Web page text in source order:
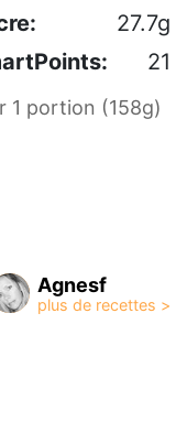
27.7g
21
1 portion (158g)
Agnesf